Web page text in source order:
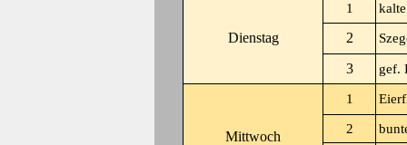
Dienstag
1
2
3 gef.
Mittwoch
1
2